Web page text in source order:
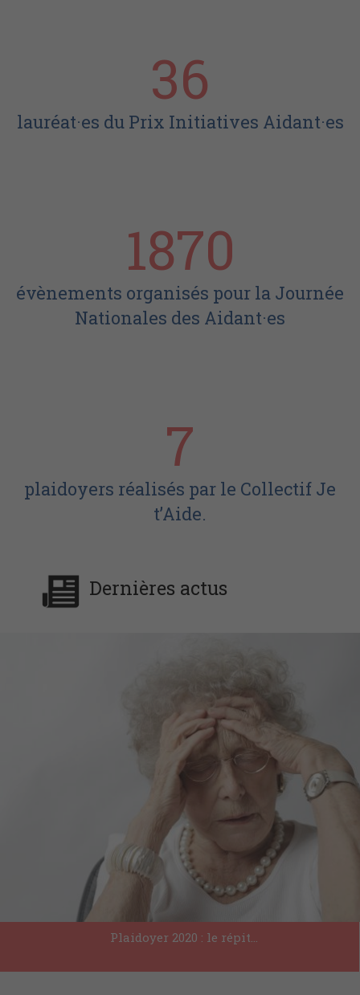
36
lauréat·es du Prix Initiatives Aidant·es
1870
évènements organisés pour la Journée
Nationales des Aidant·es
7
plaidoyers réalisés par le Collectif Je
t’Aide.
Dernières actus
Plaidoyer 2020 : le répit...